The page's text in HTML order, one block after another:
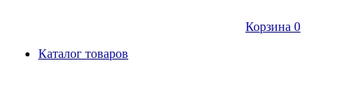
Корзина 0
Каталог товаров